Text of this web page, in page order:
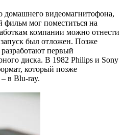
домашнего видеомагнитофона,
фильм мог поместиться на
компании можно отнести
был отложен. Позже
первый
диска. В 1982 Philips и Sony
который позже
в Blu-ray.